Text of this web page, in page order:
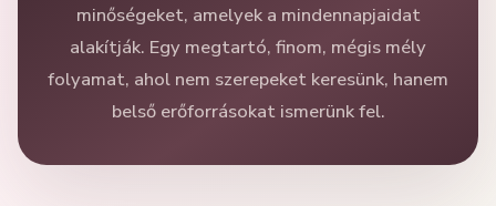
minőségeket, amelyek a mindennapjaidat
alakítják. Egy megtartó, finom, mégis mély
folyamat, ahol nem szerepeket keresünk, hanem
belső erőforrásokat ismerünk fel.